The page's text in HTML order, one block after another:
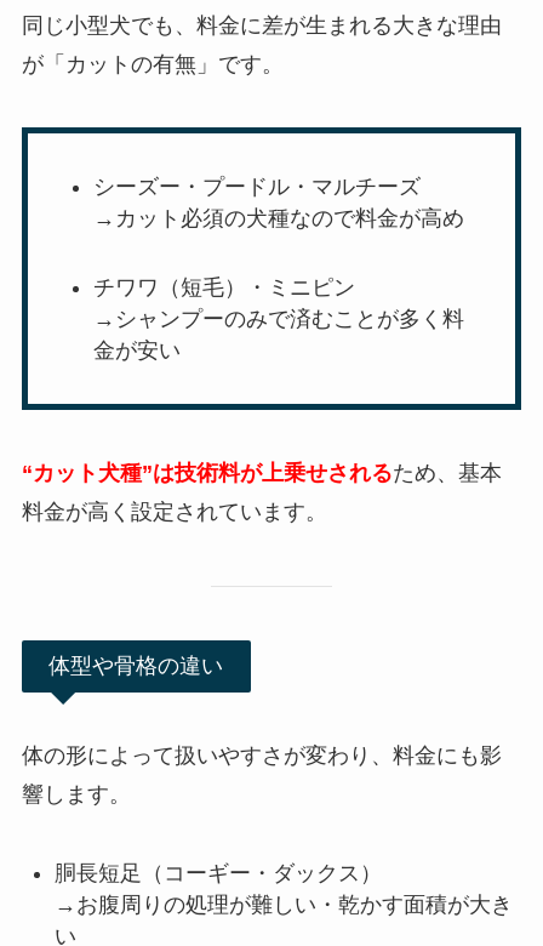
同じ小型犬でも、料金に差が生まれる大きな理由
が「カットの有無」です。
シーズー・プードル・マルチーズ
→カット必須の犬種なので料金が高め
チワワ（短毛）・ミニピン
→シャンプーのみで済むことが多く料
金が安い
“カット犬種”は技術料が上乗せされるため、基本
料金が高く設定されています。
体型や骨格の違い
体の形によって扱いやすさが変わり、料金にも影
響します。
胴長短足（コーギー・ダックス）
→お腹周りの処理が難しい・乾かす面積が大き
い